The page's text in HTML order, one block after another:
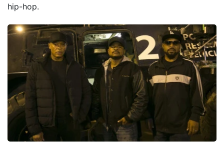
hip-hop.